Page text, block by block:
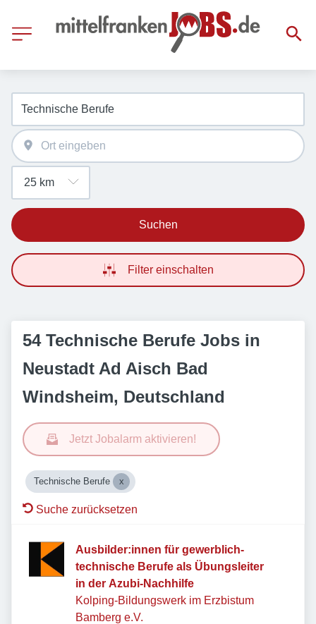
Suchen
Filter einschalten
54 Technische Berufe Jobs in
Neustadt Ad Aisch Bad
Windsheim, Deutschland
Jetzt Jobalarm aktivieren!
Technische Berufe
Suche zurücksetzen
Ausbilder:innen für gewerblich-
technische Berufe als Übungsleiter
in der Azubi-Nachhilfe
Kolping-Bildungswerk im Erzbistum
Bamberg e.V.